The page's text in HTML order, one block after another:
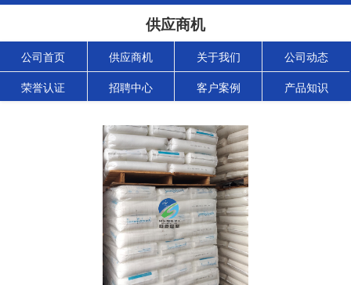
供应商机
公司首页 供应商机 关于我们 公司动态
荣誉认证 招聘中心 客户案例 产品知识